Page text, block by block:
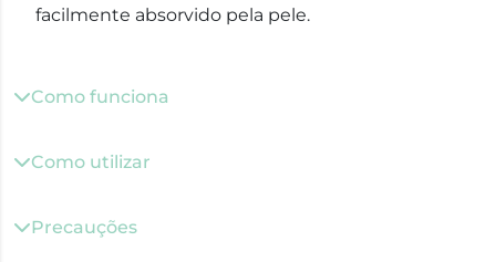
facilmente absorvido pela pele.
Como funciona
Como utilizar
Precauções